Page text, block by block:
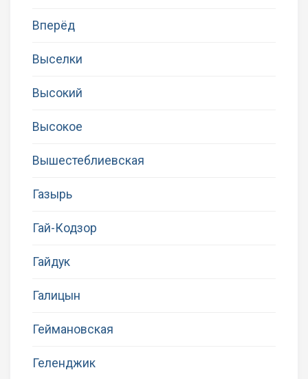
Вперёд
Выселки
Высокий
Высокое
Вышестеблиевская
Газырь
Гай-Кодзор
Гайдук
Галицын
Геймановская
Геленджик